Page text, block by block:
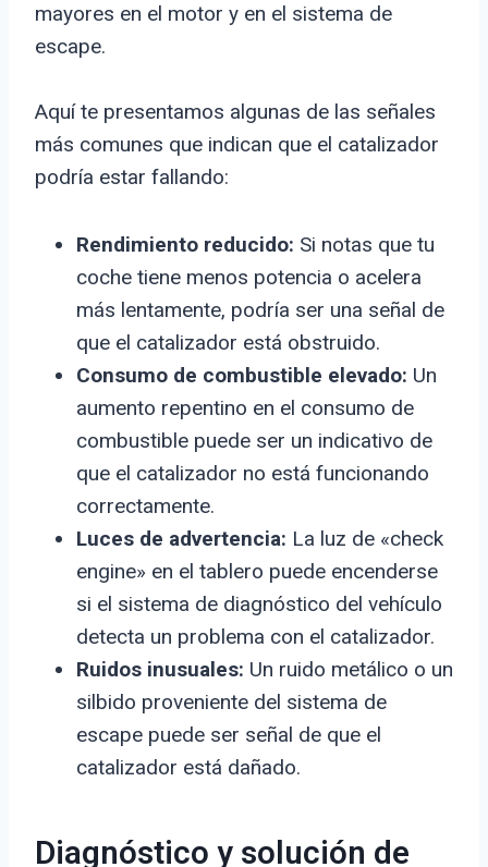
mayores en el motor y en el sistema de
escape.
Aquí te presentamos algunas de las señales
más comunes que indican que el catalizador
podría estar fallando:
Rendimiento reducido: Si notas que tu
coche tiene menos potencia o acelera
más lentamente, podría ser una señal de
que el catalizador está obstruido.
Consumo de combustible elevado: Un
aumento repentino en el consumo de
combustible puede ser un indicativo de
que el catalizador no está funcionando
correctamente.
Luces de advertencia: La luz de «check
engine» en el tablero puede encenderse
si el sistema de diagnóstico del vehículo
detecta un problema con el catalizador.
Ruidos inusuales: Un ruido metálico o un
silbido proveniente del sistema de
escape puede ser señal de que el
catalizador está dañado.
Diagnóstico y solución de